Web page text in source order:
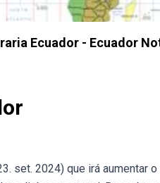
Ecuador - Ecuador
set. 2024) que irá aumentar